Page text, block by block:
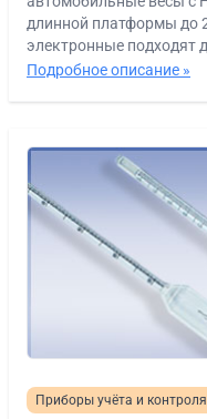
длинной платформы до
электронные подходят
Подробное описание »
Приборы учёта и контроля